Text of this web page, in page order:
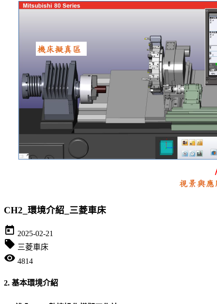
CH2_環境介紹_三菱車床
today 2025-02-21
local_offer 三菱車床
visibility 4814
2. 基本環境介紹